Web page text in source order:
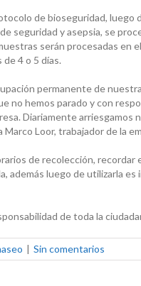
de bioseguridad, luego
seguridad y asepsia, se
serán procesadas en
4 o 5 días.
permanente de
no hemos parado y con
Diariamente arriesgamos
Loor, trabajador de la
de recolección,
además luego de utilizarla
de toda la
| Sin comentarios